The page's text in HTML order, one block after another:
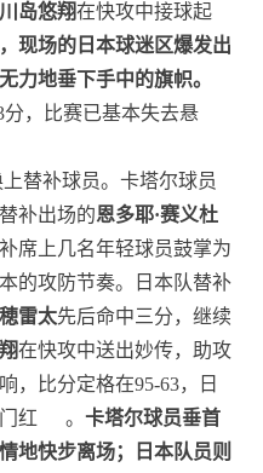
川岛悠翔在快攻中接球起
现场的日本球迷区爆发出
力地垂下手中的旗帜。
分，比赛已基本失去悬
替补球员。卡塔尔球员
补出场的恩多耶·赛义杜
席上几名年轻球员鼓掌为
的攻防节奏。日本队替补
雷太先后命中三分，继续
在快攻中送出妙传，助攻
，比分定格在95-63，日
红
。卡塔尔球员垂首
地快步离场；日本队员则